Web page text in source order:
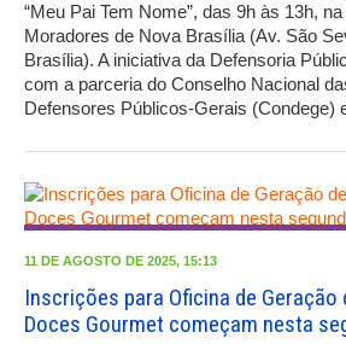
“Meu Pai Tem Nome”, das 9h às 13h,
Moradores de Nova Brasília (Av. São
Brasília). A iniciativa da Defensoria
com a parceria do Conselho Nacional
Defensores Públicos-Gerais (Condege)
11 DE AGOSTO DE 2025, 15:13
Inscrições para Oficina de Geração
Doces Gourmet começam nesta